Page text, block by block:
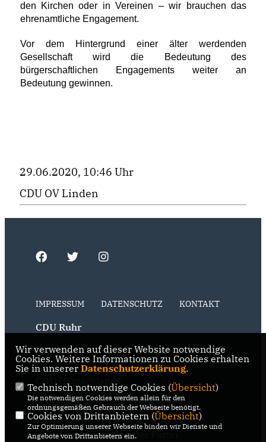
den Kirchen oder in Vereinen – wir brauchen das
ehrenamtliche Engagement.
Vor dem Hintergrund einer älter werdenden
Gesellschaft wird die Bedeutung des
bürgerschaftlichen Engagements weiter an
Bedeutung gewinnen.
29.06.2020, 10:46 Uhr
CDU OV Linden
IMPRESSUM DATENSCHUTZ KONTAKT
CDU Ruhr
CDU NRW
CDU Deutschlands
RSS der Neuigkeiten der Fraktion
RSS der Neuigkeiten der Partei
Wir verwenden auf dieser Website notwendige
Cookies. Weitere Informationen zu Cookies erhalten
Sie in unserer Datenschutzerklärung.
Technisch notwendige Cookies (Übersicht)
Die notwendigen Cookies werden allein für den
ordnungsgemäßen Gebrauch der Webseite benötigt.
Cookies von Drittanbietern (Übersicht)
Zur Optimierung unserer Webseite binden wir Dienste und
Angebote von Drittanbietern ein.